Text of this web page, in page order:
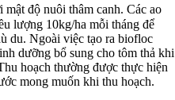
mật độ nuôi thâm canh. Các ao
lượng 10kg/ha mỗi tháng để
du. Ngoài việc tạo ra biofloc
dưỡng bổ sung cho tôm thả khi
hoạch thường được thực hiện
mong muốn khi thu hoạch.